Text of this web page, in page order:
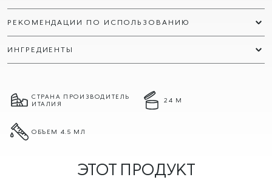
РЕКОМЕНДАЦИИ ПО ИСПОЛЬЗОВАНИЮ
ИНГРЕДИЕНТЫ
СТРАНА ПРОИЗВОДИТЕЛЬ
ИТАЛИЯ
24 М
ОБЪЕМ 4.5 МЛ
ЭТОТ ПРОДУКТ